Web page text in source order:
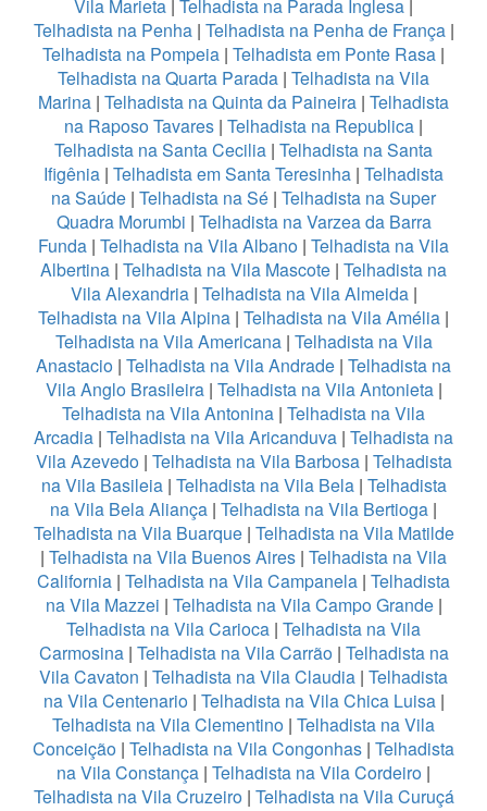
Vila Marieta | Telhadista na Parada Inglesa |
Telhadista na Penha| Telhadista na Penha de França |
Telhadista na Pompeia | Telhadista em Ponte Rasa |
Telhadista na Quarta Parada | Telhadista na Vila
Marina | Telhadista na Quinta da Paineira | Telhadista
na Raposo Tavares | Telhadista na Republica |
Telhadista na Santa Cecilia | Telhadista na Santa
Ifigênia | Telhadista em Santa Teresinha | Telhadista
na Saúde | Telhadista na Sé | Telhadista na Super
Quadra Morumbi | Telhadista na Varzea da Barra
Funda | Telhadista na Vila Albano | Telhadista na Vila
Albertina | Telhadista na Vila Mascote | Telhadista na
Vila Alexandria| Telhadista na Vila Almeida |
Telhadista na Vila Alpina | Telhadista na Vila Amélia |
Telhadista na Vila Americana| Telhadista na Vila
Anastacio | Telhadista na Vila Andrade | Telhadista na
Vila Anglo Brasileira| Telhadista na Vila Antonieta|
Telhadista na Vila Antonina | Telhadista na Vila
Arcadia | Telhadista na Vila Aricanduva | Telhadista na
Vila Azevedo| Telhadista na Vila Barbosa| Telhadista
na Vila Basileia| Telhadista na Vila Bela| Telhadista
na Vila Bela Aliança | Telhadista na Vila Bertioga |
Telhadista na Vila Buarque| Telhadista na Vila Matilde
| Telhadista na Vila Buenos Aires | Telhadista na Vila
California | Telhadista na Vila Campanela | Telhadista
na Vila Mazzei | Telhadista na Vila Campo Grande|
Telhadista na Vila Carioca | Telhadista na Vila
Carmosina| Telhadista na Vila Carrão| Telhadista na
Vila Cavaton | Telhadista na Vila Claudia | Telhadista
na Vila Centenario| Telhadista na Vila Chica Luisa |
Telhadista na Vila Clementino | Telhadista na Vila
Conceição | Telhadista na Vila Congonhas | Telhadista
na Vila Constança | Telhadista na Vila Cordeiro |
Telhadista na Vila Cruzeiro | Telhadista na Vila Curuçá